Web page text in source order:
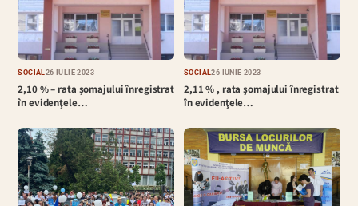
SOCIAL26 IULIE 2023
2,10 % – rata şomajului înregistrat
în evidenţele…
SOCIAL26 IUNIE 2023
2,11 % , rata şomajului înregistrat
în evidenţele…